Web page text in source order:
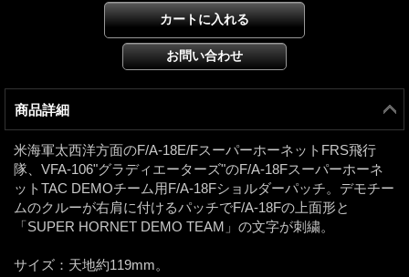
商品詳細
米海軍太西洋方面のF/A-18E/FスーパーホーネットFRS飛行
隊、VFA-106"グラディエーターズ"のF/A-18Fスーパーホーネ
ットTAC DEMOチーム用F/A-18Fショルダーパッチ。デモチー
ムのクルーが右肩に付けるパッチでF/A-18Fの上面形と
「SUPER HORNET DEMO TEAM」の文字が刺繍。
サイズ：天地約119mm。